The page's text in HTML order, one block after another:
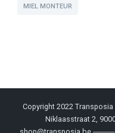
MIEL MONTEUR
Copyright 2022
Niklaasstraat 2, 9000